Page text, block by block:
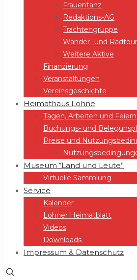
Frauentanz
Redaktions-AG
Trachtengruppe
Wander- und
Weitere Aktive
Finanzierung
Veranstaltungen
Vereinsgeschichte
Heimathaus Lohne
Tagen, Arbeiten und
Buchungs- und
Preise und
Museum “Land und Leute”
Virtuelle Sammlung
Service
Kalender
Lohner Heimatblatt
Videos
Downloads
Impressum & Datenschutz